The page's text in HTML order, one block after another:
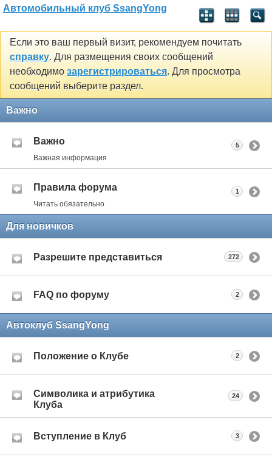
Автомобильный клуб SsangYong
Если это ваш первый визит, рекомендуем почитать
справку. Для размещения своих сообщений
необходимо зарегистрироваться. Для просмотра
сообщений выберите раздел.
Важно
Важно
Важная информация
5
Правила форума
Читать обязательно
1
Для новичков
Разрешите представиться 272
FAQ по форуму 2
Автоклуб SsangYong
Положение о Клубе 2
Символика и атрибутика
Клуба
24
Вступление в Клуб 3